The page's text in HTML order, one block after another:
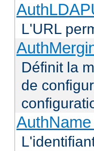
L'URL
Définit la
de
AuthName